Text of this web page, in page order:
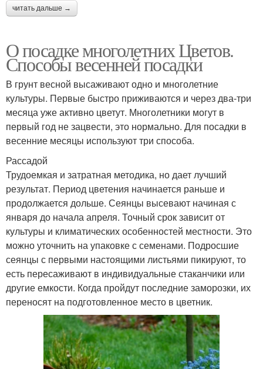
читать дальше →
О посадке многолетних Цветов.
Способы весенней посадки
В грунт весной высаживают одно и многолетние
культуры. Первые быстро приживаются и через два-три
месяца уже активно цветут. Многолетники могут в
первый год не зацвести, это нормально. Для посадки в
весенние месяцы используют три способа.
Рассадой
Трудоемкая и затратная методика, но дает лучший
результат. Период цветения начинается раньше и
продолжается дольше. Сеянцы высевают начиная с
января до начала апреля. Точный срок зависит от
культуры и климатических особенностей местности. Это
можно уточнить на упаковке с семенами. Подросшие
сеянцы с первыми настоящими листьями пикируют, то
есть пересаживают в индивидуальные стаканчики или
другие емкости. Когда пройдут последние заморозки, их
переносят на подготовленное место в цветник.